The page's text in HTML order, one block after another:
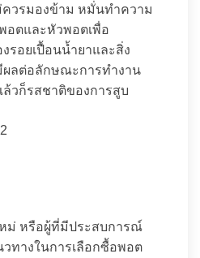
ควรมองข้าม หมั่นทำความ
อตและหัวพอตเพื่อ
รอยเปื้อนน้ำยาและสิ่ง
ผลต่อลักษณะการทำงาน
ล้วก็รสชาติของการสูบ
ม่ หรือผู้ที่มีประสบการณ์
ทางในการเลือกซื้อพอต